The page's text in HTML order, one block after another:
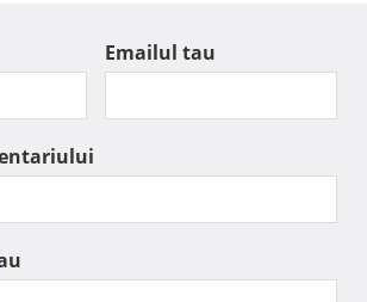
Emailul tau